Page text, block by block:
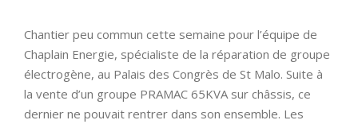
Chantier peu commun cette semaine pour l’équipe de
Chaplain Energie, spécialiste de la réparation de groupe
électrogène, au Palais des Congrès de St Malo. Suite à
la vente d’un groupe PRAMAC 65KVA sur châssis, ce
dernier ne pouvait rentrer dans son ensemble. Les